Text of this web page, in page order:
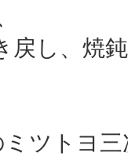
戻し、焼
ツトヨ